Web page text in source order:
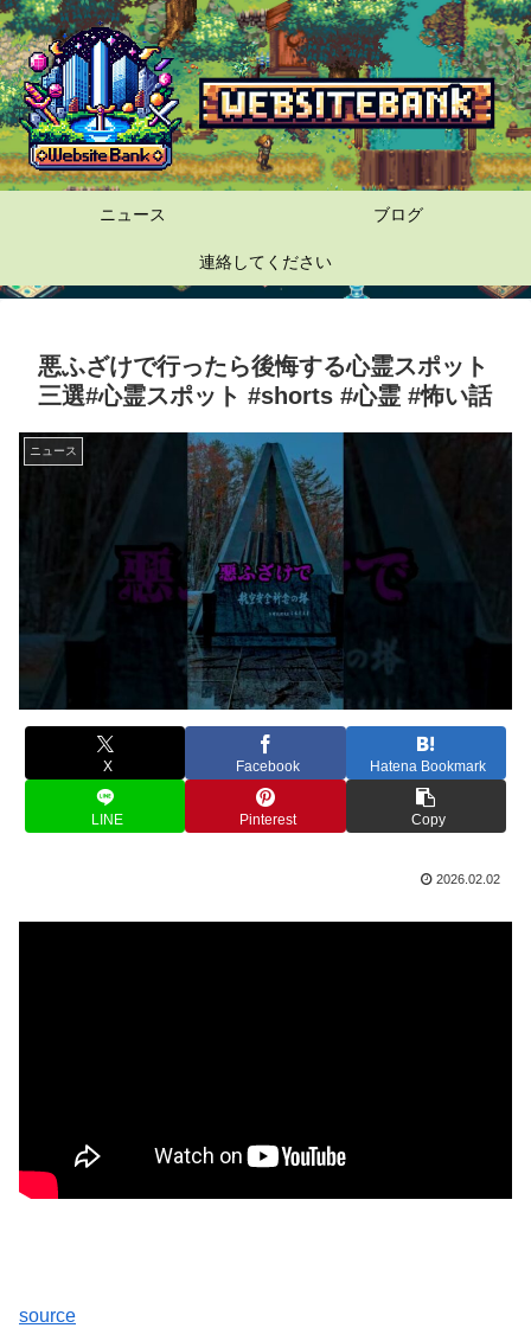
ニュース ブログ
連絡してください
悪ふざけで行ったら後悔する心霊スポット
三選#心霊スポット #shorts #心霊 #怖い話
ニュース
X Facebook Hatena Bookmark
LINE Pinterest Copy
2026.02.02
source